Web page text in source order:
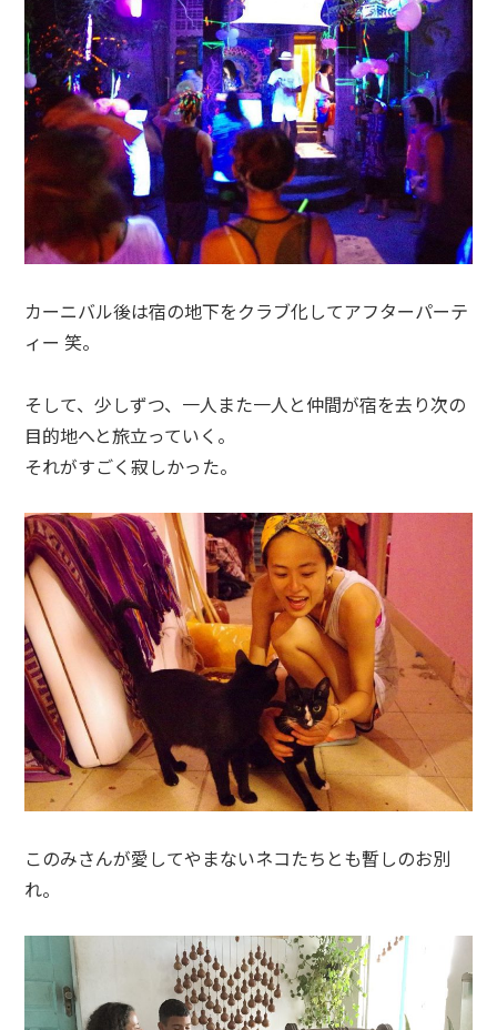
カーニバル後は宿の地下をクラブ化してアフターパーテ
ィー 笑。
そして、少しずつ、一人また一人と仲間が宿を去り次の
目的地へと旅立っていく。
それがすごく寂しかった。
このみさんが愛してやまないネコたちとも暫しのお別
れ。